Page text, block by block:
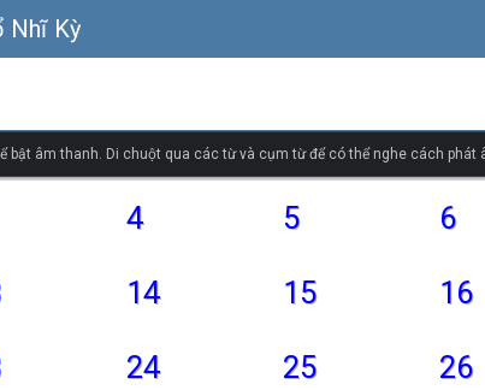
Nhĩ Kỳ
bật âm thanh. Di chuột qua các từ và cụm từ để có thể nghe cách phát
4 5 6
14 15 16
24 25 26